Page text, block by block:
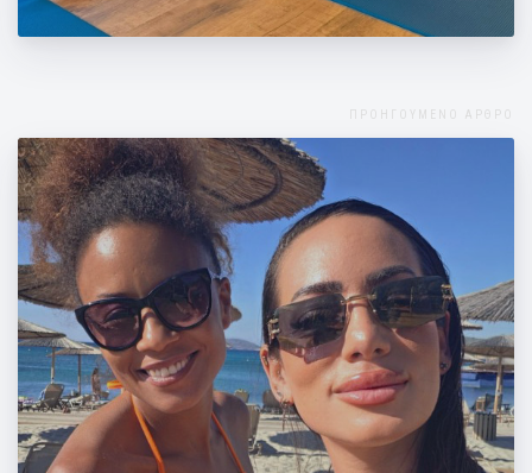
Πλήρες Πρόγραμμα Pilates
ΠΡΟΗΓΟΥΜΕΝΟ ΑΡΘΡΟ